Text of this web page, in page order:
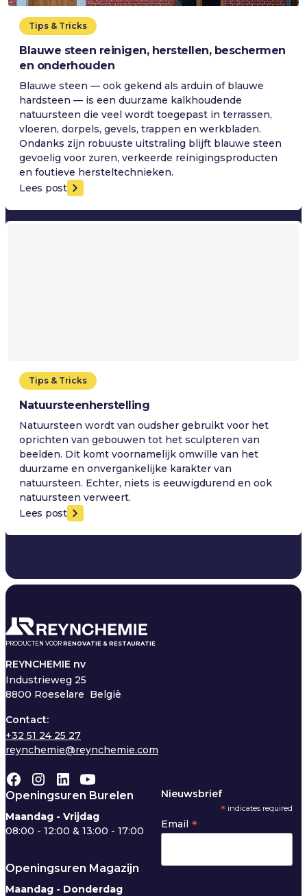
Tips & Tricks
Blauwe steen reinigen, herstellen, beschermen
en onderhouden
Blauwe steen — ook gekend als arduin of blauwe
hardsteen — is een duurzame kalkhoudende
natuursteen die veel wordt toegepast in terrassen,
vloeren, dorpels, gevels, trappen en werkbladen.
Ondanks zijn robuuste uitstraling blijft blauwe steen
gevoelig voor zuren, verkeerde reinigingsproducten
en foutieve hersteltechnieken.
Lees post
Tips & Tricks
Natuursteenherstelling
Natuursteen wordt van oudsher gebruikt voor het
oprichten van gebouwen tot het sculpteren van
beelden. Dit komt voornamelijk omwille van het
duurzame en onvergankelijke karakter van
natuursteen. Echter, niets is eeuwigdurend en ook
natuursteen verweert.
Lees post
PRODUCTEN VOOR RENOVATIE & RESTAURATIE
REYNCHEMIE nv
Industrieweg 25
8800 Roeselare België
Contact:
+32 51 24 25 27
reynchemie@reynchemie.com
Openingsuren Burelen
Maandag - Vrijdag
08:00 - 12:00 & 13:00 - 17:00
Openingsuren Magazijn
Maandag - Donderdag
Nieuwsbrief
* indicates required
Email *